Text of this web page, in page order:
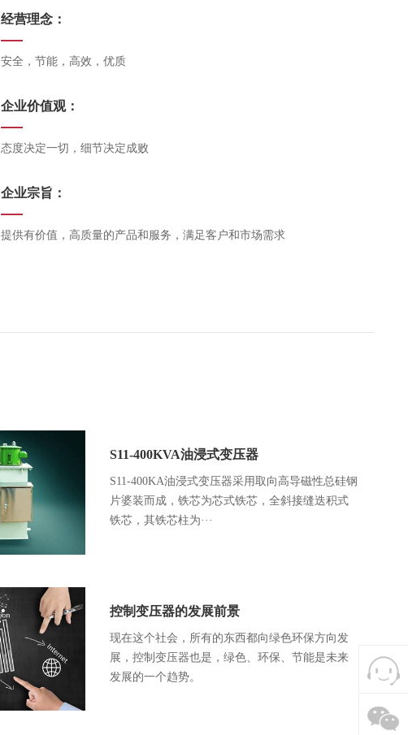
经营理念：
安全，节能，高效，优质
企业价值观：
态度决定一切，细节决定成败
企业宗旨：
提供有价值，高质量的产品和服务，满足客户和市场需求
S11-400KVA油浸式变压器
S11-400KA油浸式变压器采用取向高导磁性总硅钢
片婆装而成，铁芯为芯式铁芯，全斜接缝迭积式
铁芯，其铁芯柱为···
控制变压器的发展前景
现在这个社会，所有的东西都向绿色环保方向发
展，控制变压器也是，绿色、环保、节能是未来
发展的一个趋势。